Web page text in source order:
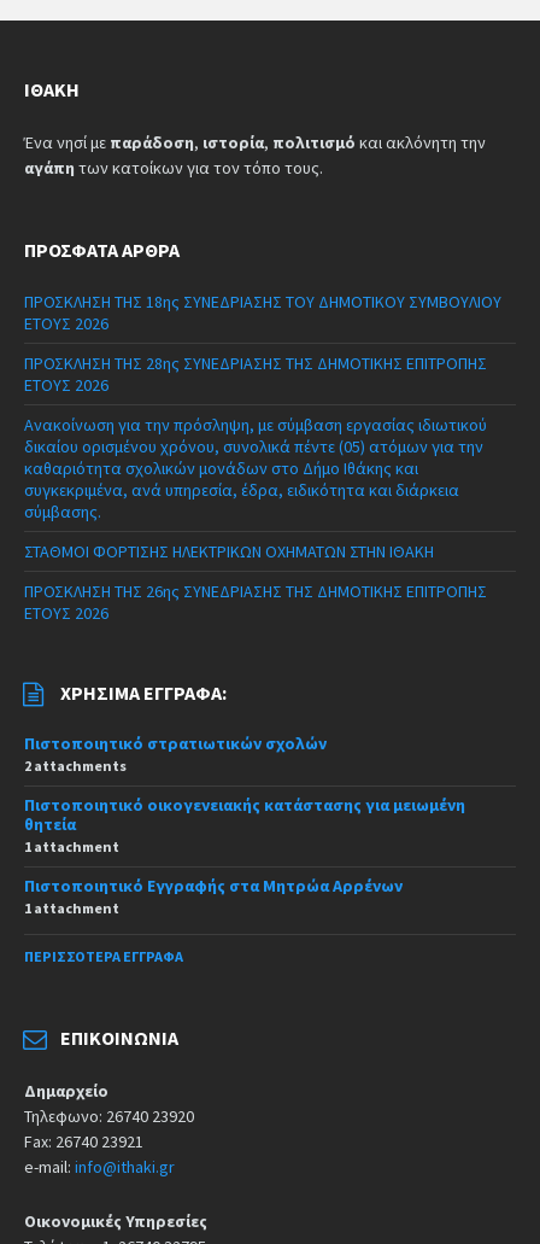
ΙΘΆΚΗ
Ένα νησί με παράδοση, ιστορία, πολιτισμό και ακλόνητη την
αγάπη των κατοίκων για τον τόπο τους.
ΠΡΌΣΦΑΤΑ ΆΡΘΡΑ
ΠΡΟΣΚΛΗΣΗ ΤΗΣ 18ης ΣΥΝΕΔΡΙΑΣΗΣ ΤΟΥ ΔΗΜΟΤΙΚΟΥ ΣΥΜΒΟΥΛΙΟΥ
ΕΤΟΥΣ 2026
ΠΡΟΣΚΛΗΣΗ ΤΗΣ 28ης ΣΥΝΕΔΡΙΑΣΗΣ ΤΗΣ ΔΗΜΟΤΙΚΗΣ ΕΠΙΤΡΟΠΗΣ
ΕΤΟΥΣ 2026
Ανακοίνωση για την πρόσληψη, με σύμβαση εργασίας ιδιωτικού
δικαίου ορισμένου χρόνου, συνολικά πέντε (05) ατόμων για την
καθαριότητα σχολικών μονάδων στο Δήμο Ιθάκης και
συγκεκριμένα, ανά υπηρεσία, έδρα, ειδικότητα και διάρκεια
σύμβασης.
ΣΤΑΘΜΟΙ ΦΟΡΤΙΣΗΣ ΗΛΕΚΤΡΙΚΩΝ ΟΧΗΜΑΤΩΝ ΣΤΗΝ ΙΘΑΚΗ
ΠΡΟΣΚΛΗΣΗ ΤΗΣ 26ης ΣΥΝΕΔΡΙΑΣΗΣ ΤΗΣ ΔΗΜΟΤΙΚΗΣ ΕΠΙΤΡΟΠΗΣ
ΕΤΟΥΣ 2026
ΧΡΉΣΙΜΑ ΈΓΓΡΑΦΑ:
Πιστοποιητικό στρατιωτικών σχολών
2 attachments
Πιστοποιητικό οικογενειακής κατάστασης για μειωμένη
θητεία
1 attachment
Πιστοποιητικό Εγγραφής στα Μητρώα Αρρένων
1 attachment
ΠΕΡΙΣΣΌΤΕΡΑ ΈΓΓΡΑΦΑ
ΕΠΙΚΟΙΝΩΝΊΑ
Δημαρχείο
Τηλεφωνο: 26740 23920
Fax: 26740 23921
e-mail: info@ithaki.gr
Οικονομικές Υπηρεσίες